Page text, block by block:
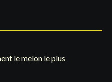
le melon le plus